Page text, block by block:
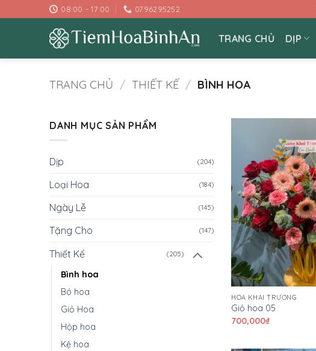
qua
08:00 - 17:00 0796295252
TRANG CHỦ DỊP
TRANG CHỦ / THIẾT KẾ / BÌNH HOA
DANH MỤC SẢN PHẨM
Dịp (204)
Loại Hoa (184)
Ngày Lễ (145)
Tặng Cho (147)
Thiết Kế (205)
Bình hoa
Bó hoa
Giỏ Hoa
Hộp hoa
Kệ hoa
HOA KHAI TRƯƠNG
Giỏ hoa 05
700,000₫